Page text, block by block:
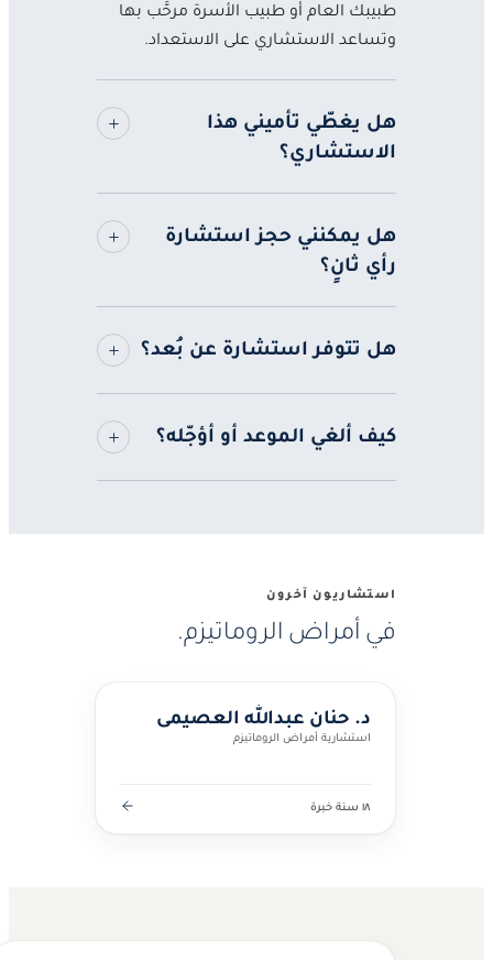
طبيبك العام أو طبيب الأسرة مرحَّب بها
وتساعد الاستشاري على الاستعداد.
هل يغطّي تأميني هذا
الاستشاري؟
هل يمكنني حجز استشارة
رأي ثانٍ؟
هل تتوفر استشارة عن بُعد؟
كيف ألغي الموعد أو أؤجّله؟
استشاريون آخرون
في أمراض الروماتيزم.
د. حنان عبدالله العصيمي
استشارية أمراض الروماتيزم